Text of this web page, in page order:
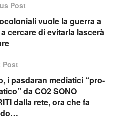
Post
vuole la guerra a
cercare di evitarla lascerà
Post
i pasdaran mediatici “pro-
da CO2 SONO
dalla rete, ora che fa